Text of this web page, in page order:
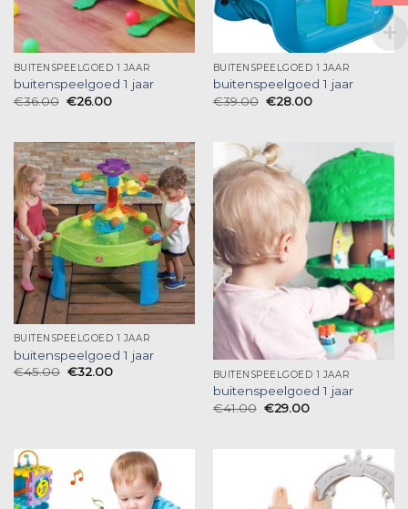
BUITENSPEELGOED 1 JAAR
buitenspeelgoed 1 jaar
€36.00 €26.00
BUITENSPEELGOED 1 JAAR
buitenspeelgoed 1 jaar
€39.00 €28.00
BUITENSPEELGOED 1 JAAR
buitenspeelgoed 1 jaar
€45.00 €32.00 BUITENSPEELGOED 1 JAAR
buitenspeelgoed 1 jaar
€41.00 €29.00